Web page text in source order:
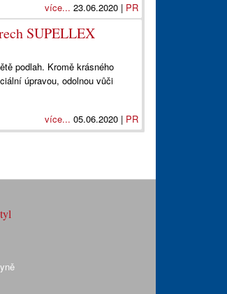
více... 23.06.2020 | PR
SUPELLEX
podlah. Kromě krásného
úpravou, odolnou vůči
více... 05.06.2020 | PR